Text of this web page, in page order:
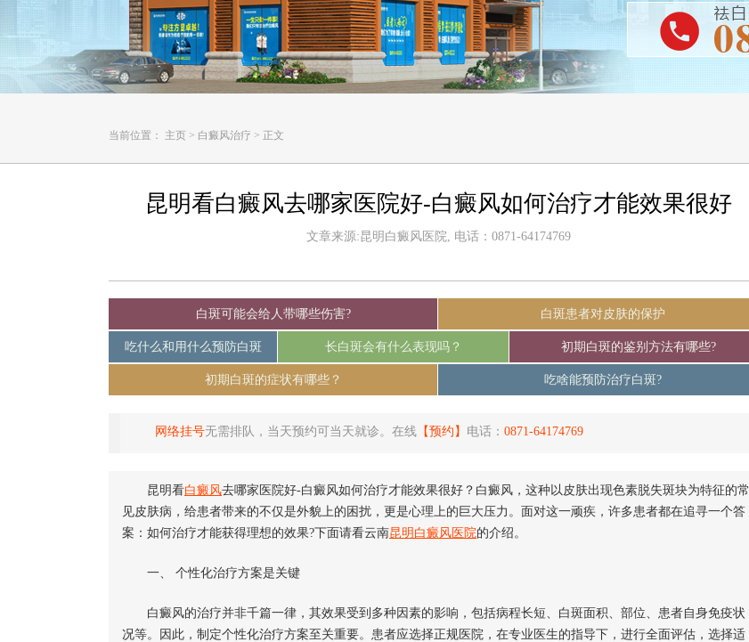
当前位置： 主页 > 白癜风治疗 > 正文
昆明看白癜风去哪家医院好-白癜风如何治疗才能效果很好
文章来源:昆明白癜风医院, 电话：0871-64174769
白斑可能会给人带哪些伤害? 白斑患者对皮肤的保护
吃什么和用什么预防白斑 长白斑会有什么表现吗？ 初期白斑的鉴别方法有哪些?
初期白斑的症状有哪些？ 吃啥能预防治疗白斑?
网络挂号无需排队，当天预约可当天就诊。在线 【预约】 电话： 0871-64174769
昆明看白癜风去哪家医院好-白癜风如何治疗才能效果很好？白癜风，这种以皮肤出现色素脱失斑块为特征的常
见皮肤病，给患者带来的不仅是外貌上的困扰，更是心理上的巨大压力。面对这一顽疾，许多患者都在追寻一个答
案：如何治疗才能获得理想的效果?下面请看云南昆明白癜风医院的介绍。
一、 个性化治疗方案是关键
白癜风的治疗并非千篇一律，其效果受到多种因素的影响，包括病程长短、白斑面积、部位、患者自身免疫状
况等。因此，制定个性化治疗方案至关重要。患者应选择正规医院，在专业医生的指导下，进行全面评估，选择适